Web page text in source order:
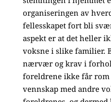
organiseringen av
fellesskapet fort bli
aspekt er at det heller
voksne i slike familier.
nærvær og krav i
foreldrene ikke får rom
vennskap med andre